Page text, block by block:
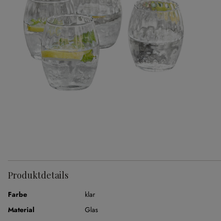
Produktdetails
Farbe
klar
Material
Glas